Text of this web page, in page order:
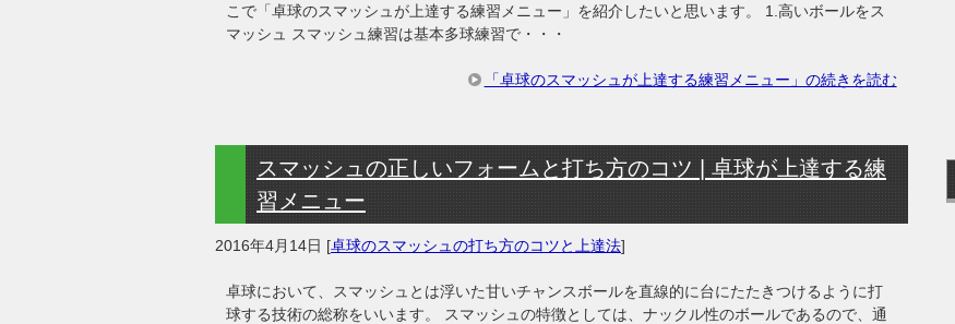
こで「卓球のスマッシュが上達する練習メニュー」を紹介したいと思います。 1.高いボールをス
マッシュ スマッシュ練習は基本多球練習で・・・
「卓球のスマッシュが上達する練習メニュー」の続きを読む
スマッシュの正しいフォームと打ち方のコツ | 卓球が上達する練
習メニュー
2016年4月14日 [卓球のスマッシュの打ち方のコツと上達法]
卓球において、スマッシュとは浮いた甘いチャンスボールを直線的に台にたたきつけるように打
球する技術の総称をいいます。 スマッシュの特徴としては、ナックル性のボールであるので、通